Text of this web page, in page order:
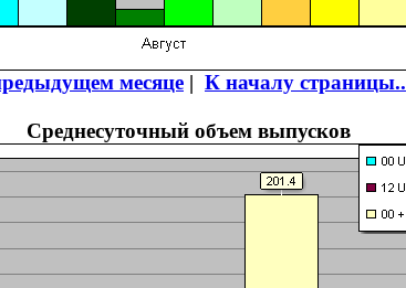
месяце | К началу страницы..
Среднесуточный объем выпусков